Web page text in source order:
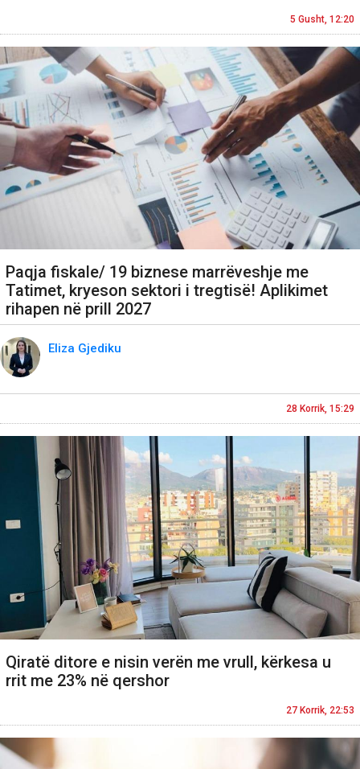
5 Gusht, 12:20
Paqja fiskale/ 19 biznese marrëveshje me
Tatimet, kryeson sektori i tregtisë! Aplikimet
rihapen në prill 2027
Eliza Gjediku
28 Korrik, 15:29
Qiratë ditore e nisin verën me vrull, kërkesa u
rrit me 23% në qershor
27 Korrik, 22:53